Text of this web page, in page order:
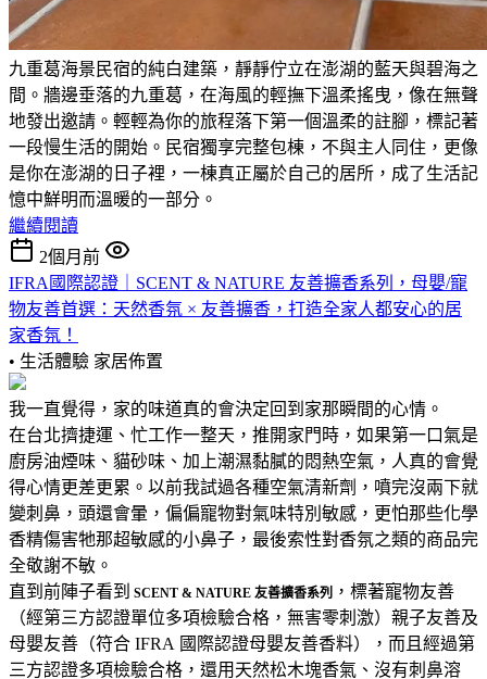
九重葛海景民宿的純白建築，靜靜佇立在澎湖的藍天與碧海之
間。牆邊垂落的九重葛，在海風的輕撫下溫柔搖曳，像在無聲
地發出邀請。輕輕為你的旅程落下第一個溫柔的註腳，標記著
一段慢生活的開始。民宿獨享完整包棟，不與主人同住，更像
是你在澎湖的日子裡，一棟真正屬於自己的居所，成了生活記
憶中鮮明而溫暖的一部分。
繼續閱讀
2個月前
IFRA國際認證｜SCENT & NATURE 友善擴香系列，母嬰/寵
物友善首選：天然香氛 × 友善擴香，打造全家人都安心的居
家香氛！
• 生活體驗 家居佈置
我一直覺得，家的味道真的會決定回到家那瞬間的心情。
在台北擠捷運、忙工作一整天，推開家門時，如果第一口氣是
廚房油煙味、貓砂味、加上潮濕黏膩的悶熱空氣，人真的會覺
得心情更差更累。以前我試過各種空氣清新劑，噴完沒兩下就
變刺鼻，頭還會暈，偏偏寵物對氣味特別敏感，更怕那些化學
香精傷害牠那超敏感的小鼻子，最後索性對香氛之類的商品完
全敬謝不敏。
直到前陣子看到 SCENT & NATURE 友善擴香系列 ，標著寵物友善
（經第三方認證單位多項檢驗合格，無害零刺激）親子友善及
母嬰友善（符合 IFRA 國際認證母嬰友善香料），而且經過第
三方認證多項檢驗合格，還用天然松木塊香氣、沒有刺鼻溶